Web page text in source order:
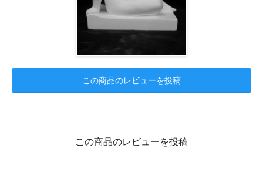
この商品のレビューを投稿
この商品のレビューを投稿